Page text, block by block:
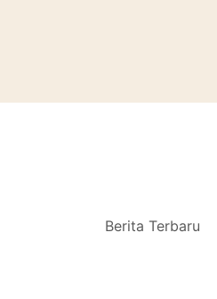
Berita Terbaru